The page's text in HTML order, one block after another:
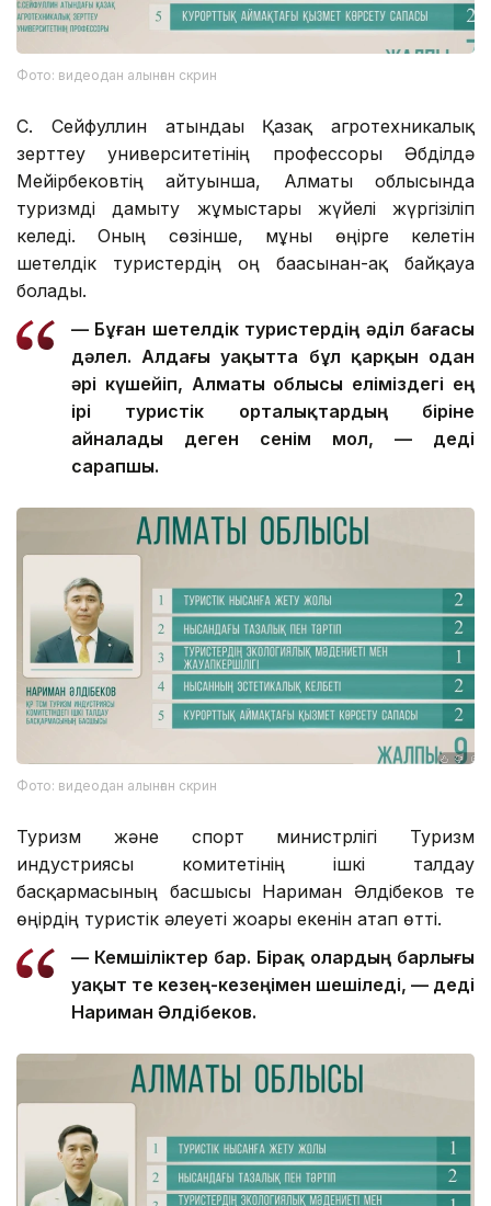
Фото: видеодан алынған скрин
С. Сейфуллин атындағы Қазақ агротехникалық
зерттеу университетінің профессоры Әбділдә
Мейірбековтің айтуынша, Алматы облысында
туризмді дамыту жұмыстары жүйелі жүргізіліп
келеді. Оның сөзінше, мұны өңірге келетін
шетелдік туристердің оң бағасынан-ақ байқауға
болады.
— Бұған шетелдік туристердің әділ бағасы
дәлел. Алдағы уақытта бұл қарқын одан
әрі күшейіп, Алматы облысы еліміздегі ең
ірі туристік орталықтардың біріне
айналады деген сенім мол, — деді
сарапшы.
Фото: видеодан алынған скрин
Туризм және спорт министрлігі Туризм
индустриясы комитетінің ішкі талдау
басқармасының басшысы Нариман Әлдібеков те
өңірдің туристік әлеуеті жоғары екенін атап өтті.
— Кемшіліктер бар. Бірақ олардың барлығы
уақыт өте кезең-кезеңімен шешіледі, — деді
Нариман Әлдібеков.